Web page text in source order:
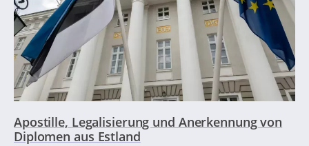
Apostille, Legalisierung und Anerkennung von
Diplomen aus Estland